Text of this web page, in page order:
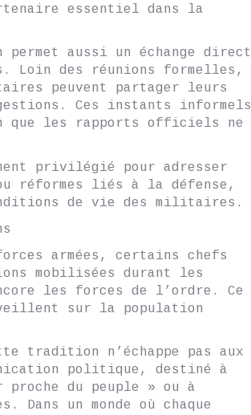
essentiel dans la
aussi un échange direct
Loin des réunions formelles,
peuvent partager leurs
Ces instants informels
que les rapports officiels ne
privilégié pour adresser
réformes liés à la défense,
de vie des militaires.
armées, certains chefs
mobilisées durant les
les forces de l’ordre. Ce
sur la population
tradition n’échappe pas aux
politique, destiné à
proche du peuple » ou à
un monde où chaque